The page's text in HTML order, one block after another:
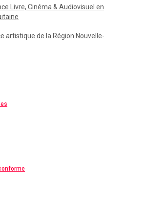
Livre, Cinéma & Audiovisuel en
artistique de la Région Nouvelle-